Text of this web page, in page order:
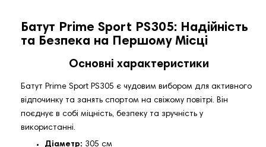
Батут Prime Sport PS305: Надійність
та Безпека на Першому Місці
Основні характеристики
Батут Prime Sport PS305 є чудовим вибором для активного
відпочинку та занять спортом на свіжому повітрі. Він
поєднує в собі міцність, безпеку та зручність у
використанні.
Діаметр: 305 см